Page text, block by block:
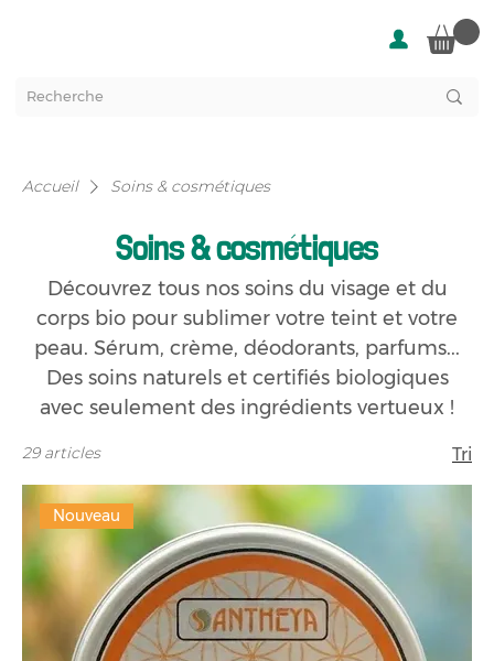
Accueil Soins & cosmétiques
Soins & cosmétiques
Découvrez tous nos soins du visage et du
corps bio pour sublimer votre teint et votre
peau. Sérum, crème, déodorants, parfums...
Des soins naturels et certifiés biologiques
avec seulement des ingrédients vertueux !
29 articles Tri
Nouveau